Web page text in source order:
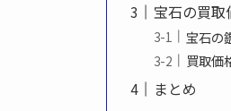
宝石の買取
宝石の
買取価
まとめ